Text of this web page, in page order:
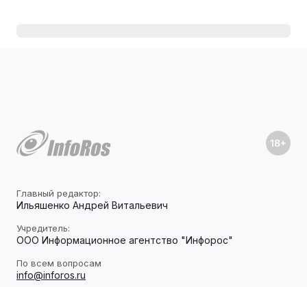
Главный редактор:
Ильяшенко Андрей Витальевич
Учредитель:
ООО Информационное агентство "Инфорос"
По всем вопросам
info@inforos.ru